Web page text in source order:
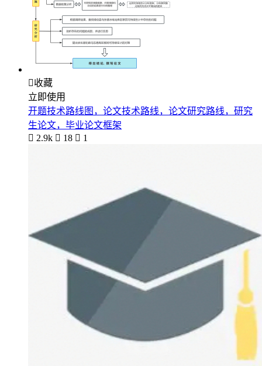
收藏
立即使用
开题技术路线图，论文技术路线，论文研究路线，研究
生论文，毕业论文框架
 2.9k  18  1